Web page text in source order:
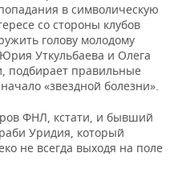
в символическую
со стороны клубов
голову молодому
Уткульбаева и Олега
подбирает правильные
«звездной болезни».
ФНЛ, кстати, и бывший
Уридия, который
не всегда выходя на поле